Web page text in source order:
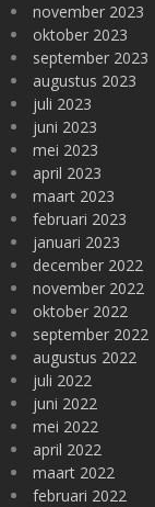
november 2023
oktober 2023
september 2023
augustus 2023
juli 2023
juni 2023
mei 2023
april 2023
maart 2023
februari 2023
januari 2023
december 2022
november 2022
oktober 2022
september 2022
augustus 2022
juli 2022
juni 2022
mei 2022
april 2022
maart 2022
februari 2022